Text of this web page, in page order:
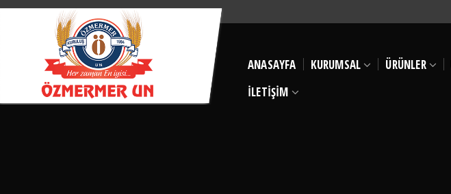
ANASAYFA KURUMSAL ÜRÜNLER
İLETİŞİM